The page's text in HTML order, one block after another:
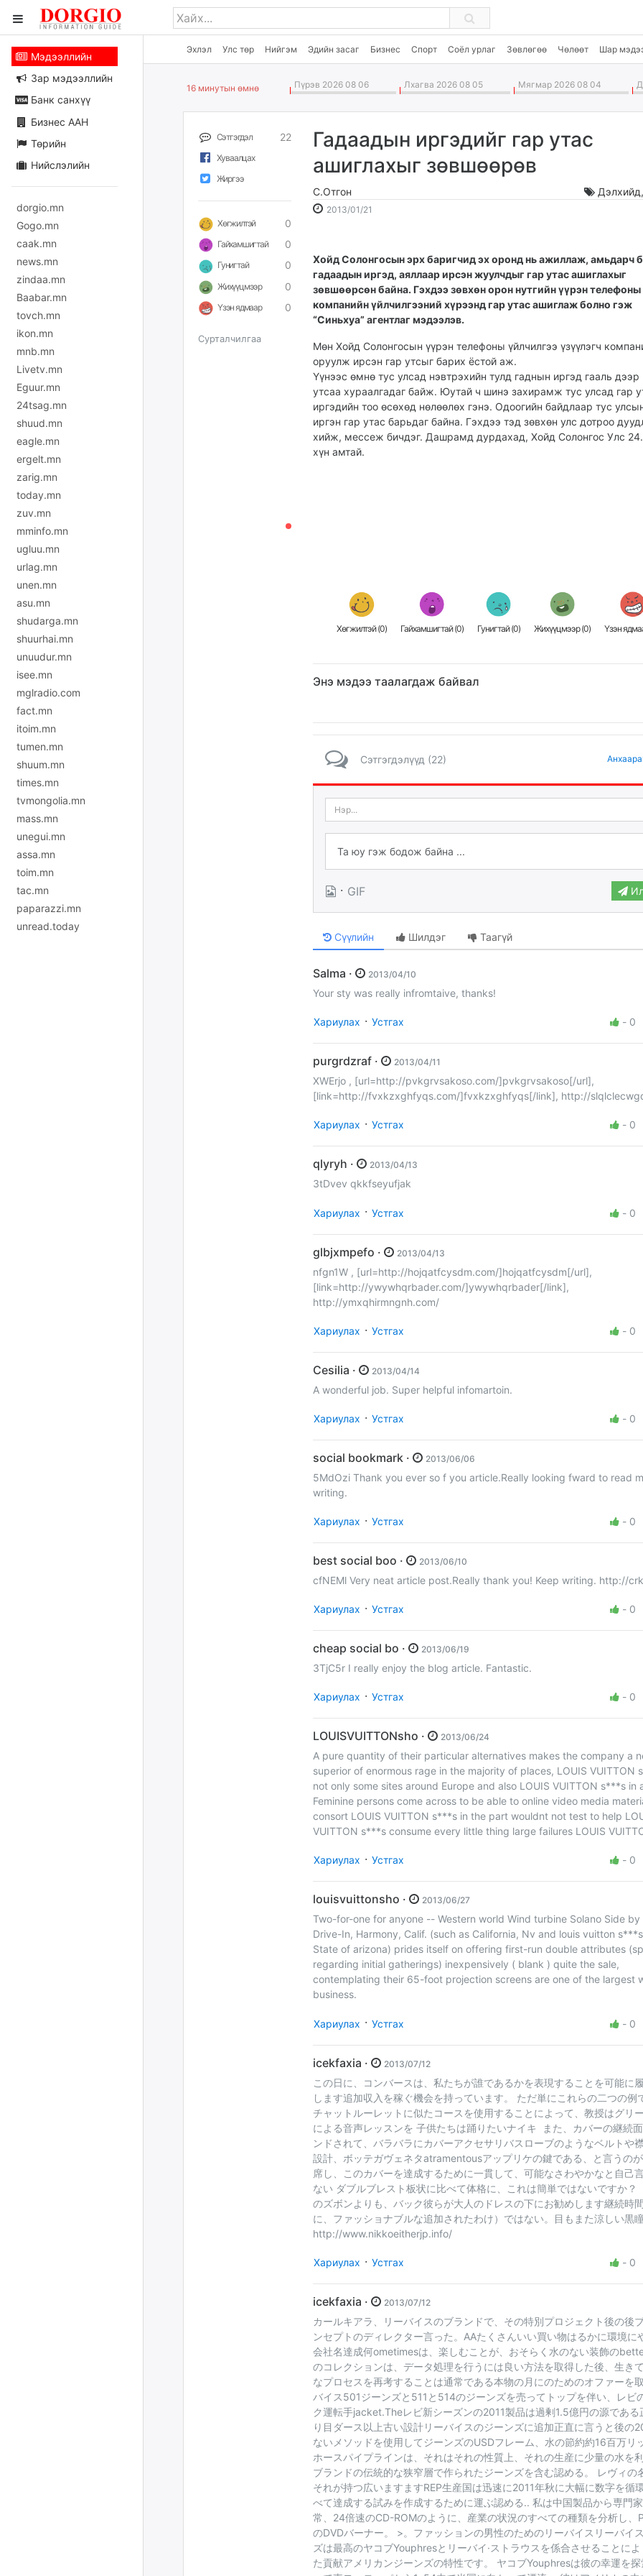
Эхлэл Улс төр Нийгэм Эдийн засаг Бизнес Спорт Соёл урлаг Зөвлөгөө Чөлөөт Шар
Мэдээллийн
Зар мэдээллийн
Банк санхүү
Бизнес ААН
Төрийн
Нийслэлийн
dorgio.mn
Gogo.mn
caak.mn
news.mn
zindaa.mn
Baabar.mn
tovch.mn
ikon.mn
mnb.mn
Livetv.mn
Eguur.mn
24tsag.mn
shuud.mn
eagle.mn
ergelt.mn
zarig.mn
today.mn
zuv.mn
mminfo.mn
ugluu.mn
urlag.mn
unen.mn
asu.mn
shudarga.mn
shuurhai.mn
unuudur.mn
isee.mn
mglradio.com
fact.mn
itoim.mn
tumen.mn
shuum.mn
times.mn
tvmongolia.mn
mass.mn
unegui.mn
assa.mn
toim.mn
tac.mn
paparazzi.mn
unread.today
16 минутын өмнө Пүрэв 2026 08 06 Лхагва 2026 08 05 Мягмар 2026 08 04
Сэтгэгдэл 22
Хуваалцах
Жиргээ
Хөгжилтэй 0
Гайхамшигтай 0
Гунигтай 0
Жихүүцмээр 0
Үзэн ядмаар 0
Сурталчилгаа
Гадаадын иргэдийг гар утас
ашиглахыг зөвшөөрөв
С.Отгон Дэлхийд
2013/01/21
19:24:29
11:48:39
Хойд Солонгосын эрх баригчид эх оронд нь ажиллаж, амьдарч
гадаадын иргэд, аяллаар ирсэн жуулчдыг гар утас ашиглахыг
зөвшөөрсөн байна. Гэхдээ зөвхөн орон нутгийн үүрэн телефоны
компанийн үйлчилгээний хүрээнд гар утас ашиглаж болно гэж
“Синьхуа” агентлаг мэдээлэв.
Мөн Хойд Солонгосын үүрэн телефоны үйлчилгээ үзүүлэгч
оруулж ирсэн гар утсыг барих ёстой аж.
Үүнээс өмнө тус улсад нэвтрэхийн тулд гаднын иргэд гааль дээр
утсаа хураалгадаг байж. Юутай ч шинэ захирамж тус улсад гар
иргэдийн тоо өсөхөд нөлөөлөх гэнэ. Одоогийн байдлаар тус
иргэн гар утас барьдаг байна. Гэхдээ тэд зөвхөн улс дотроо
хийж, мессеж бичдэг. Дашрамд дурдахад, Хойд Солонгос Улс
хүн амтай.
Хөгжилтэй (0) Гайхамшигтай (0) Гунигтай (0) Жихүүцмээр (0) Үзэн
Энэ мэдээ таалагдаж байвал
Сэтгэгдэлүүд (22)
· GIF
Сүүлийн Шилдэг Таагүй
Salma · 2013/04/10
Your sty was really infromtaive, thanks!
Хариулах · Устгах - 0
purgrdzraf · 2013/04/11
XWErjo , [url=http://pvkgrvsakoso.com/]pvkgrvsakoso[/url],
[link=http://fvxkzxghfyqs.com/]fvxkzxghfyqs[/link], http://
Хариулах · Устгах - 0
qlyryh · 2013/04/13
3tDvev qkkfseyufjak
Хариулах · Устгах - 0
glbjxmpefo · 2013/04/13
nfgn1W , [url=http://hojqatfcysdm.com/]hojqatfcysdm[/url],
[link=http://ywywhqrbader.com/]ywywhqrbader[/link],
http://ymxqhirmngnh.com/
Хариулах · Устгах - 0
Cesilia · 2013/04/14
A wonderful job. Super helpful infomartoin.
Хариулах · Устгах - 0
social bookmark · 2013/06/06
5MdOzi Thank you ever so f you article.Really looking fward to read
writing.
Хариулах · Устгах - 0
best social boo · 2013/06/10
cfNEMl Very neat article post.Really thank you! Keep writing. http://
Хариулах · Устгах - 0
cheap social bo · 2013/06/19
3TjC5r I really enjoy the blog article. Fantastic.
Хариулах · Устгах - 0
LOUISVUITTONsho · 2013/06/24
A pure quantity of their particular alternatives makes the company a
superior of enormous rage in the majority of places, LOUIS VUITTON
not only some sites around Europe and also LOUIS VUITTON s***s in
Feminine persons come across to be able to online video media
consort LOUIS VUITTON s***s in the part wouldnt not test to help
VUITTON s***s consume every little thing large failures LOUIS
Хариулах · Устгах - 0
louisvuittonsho · 2013/06/27
Two-for-one for anyone -- Western world Wind turbine Solano Side by
Drive-In, Harmony, Calif. (such as California, Nv and louis vuitton
State of arizona) prides itself on offering first-run double attributes
regarding initial gatherings) inexpensively ( blank ) quite the sale,
contemplating their 65-foot projection screens are one of the largest
business.
Хариулах · Устгах - 0
icekfaxia · 2013/07/12
この日に、コンバースは、私たちが誰であるかを表現することを可能に
します追加収入を稼ぐ機会を持っています。 ただ単にこれらの二つの例
チャットルーレットに似たコースを使用することによって、教授はグリ
による音声レッスンを 子供たちは踊りたいナイキ また、カバーの継続
ンドされて、バラバラにカバーアクセサリバスローブのようなベルトや
設計、ボッテガヴェネタatramentousアップリケの鍵である、と言うの
席し、このカバーを達成するために一貫して、可能なさわやかなと自己
ない ダブルブレスト板状に比べて体格に、これは簡単ではないですか？
のズボンよりも、バック彼らが大人のドレスの下にお勧めします継続時
に、ファッショナブルな追加されたわけ）ではない。目もまた涼しい黒
http://www.nikkoeitherjp.info/
Хариулах · Устгах - 0
icekfaxia · 2013/07/12
カールキアラ、リーバイスのブランドで、その特別プロジェクト後の後
ンセプトのディレクター言った。AAたくさんいい買い物はるかに環境に
会社名達成何ometimesは、楽しむことが、おそらく水のない装飾の
のコレクションは、データ処理を行うには良い方法を取得した後、生き
なプロセスを再考することは通常である本物の月にのためのオファーを
バイス501ジーンズと511と514のジーンズを売ってトップを伴い、レビ
ク運転手jacket.Theレビ新シーズンの2011製品は過剰1.5億円の源である
り目ダース以上古い設計リーバイスのジーンズに追加正直に言うと後の
ないメソッドを使用してジーンズのUSDフレーム、水の節約約16百万リ
ホースパイプラインは、それはそれの性質上、それの生産に少量の水を利
ブランドの伝統的な狭窄層で作られたジーンズを含む認める。 レヴィの
それが持つ広いますますREP生産国は迅速に2011年秋に大幅に数字を循
べて達成する試みを作成するために運ぶ認める.. 私は中国製品から専門
常、24倍速のCD-ROMのように、産業の状況のすべての種類を分析し、
のDVDバーナー。 >。ファッションの男性のためのリーバイスリーバイ
ズは最高のヤコブYouphresとリーバイ·ストラウスを係合させることによ
た貢献アメリカンジーンズの特性です。 ヤコブYouphresは彼の幸運を